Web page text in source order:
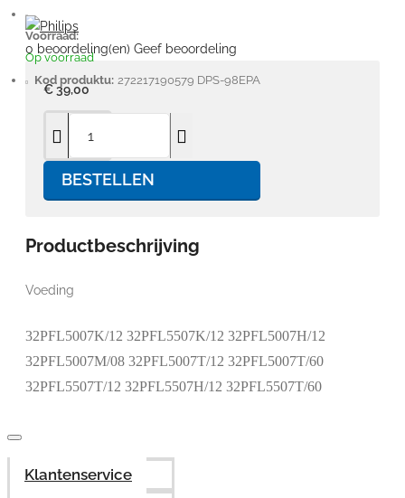
Voorraad:
Op voorraad
Kod produktu: 272217190579 DPS-98EPA
0 beoordeling(en) Geef beoordeling
€ 39,00
BESTELLEN
Productbeschrijving
Voeding
32PFL5007K/12 32PFL5507K/12 32PFL5007H/12
32PFL5007M/08 32PFL5007T/12 32PFL5007T/60
32PFL5507T/12 32PFL5507H/12 32PFL5507T/60
Klantenservice